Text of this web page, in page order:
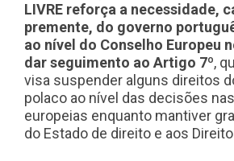
LIVRE reforça a necessidade,
premente, do governo
ao nível do Conselho Europeu
dar seguimento ao Artigo 7º,
visa suspender alguns direitos
polaco ao nível das decisões
europeias enquanto mantiver
do Estado de direito e aos